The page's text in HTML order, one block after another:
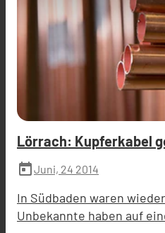
Lörrach: Kupferkabel
today Juni, 24 2014
In Südbaden waren
Unbekannte haben auf